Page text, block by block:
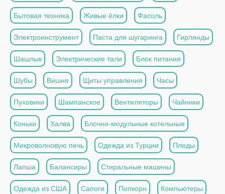
Бытовая техника Живые ёлки Фасоль
Электроинструмент Паста для шугаринга Гирлянды
Шашлык Электрические тали Блок питания
Шубы Вишня Щиты управления Часы
Пуховики Шампанское Вентиляторы Чайники
Коньки Халва Блочно-модульные котельные
Микроволновую печь Одежда из Турции Пледы
Лапша Балансиры Стиральные машины
Одежда из США Сапоги Попкорн Компьютеры